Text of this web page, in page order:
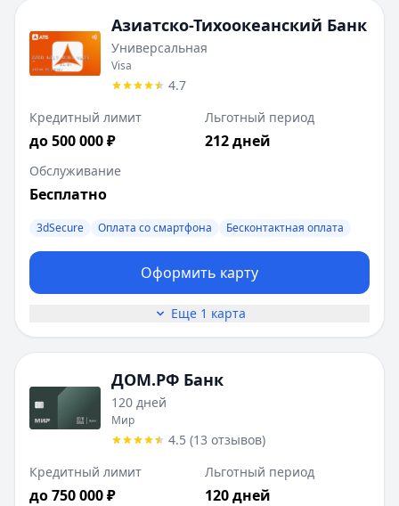
Азиатско-Тихоокеанский Банк
Универсальная
Visa
4.7
Кредитный лимит
до 500 000 ₽
Льготный период
212 дней
Обслуживание
Бесплатно
3dSecure Оплата со смартфона Бесконтактная оплата
Оформить карту
Еще 1 карта
ДОМ.РФ Банк
120 дней
Мир
4.5 (13 отзывов)
Кредитный лимит
до 750 000 ₽
Льготный период
120 дней